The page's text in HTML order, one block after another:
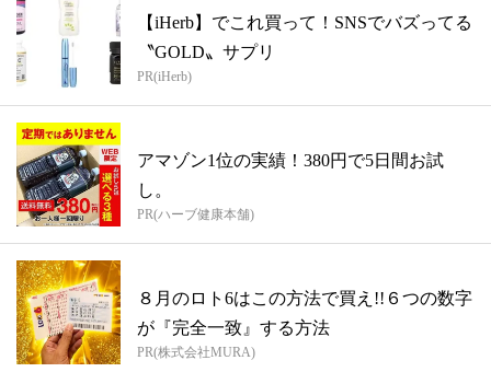
【iHerb】でこれ買って！SNSでバズってる
〝GOLD〟サプリ
PR(iHerb)
アマゾン1位の実績！380円で5日間お試
し。
PR(ハーブ健康本舗)
８月のロト6はこの方法で買え!!６つの数字
が『完全一致』する方法
PR(株式会社MURA)